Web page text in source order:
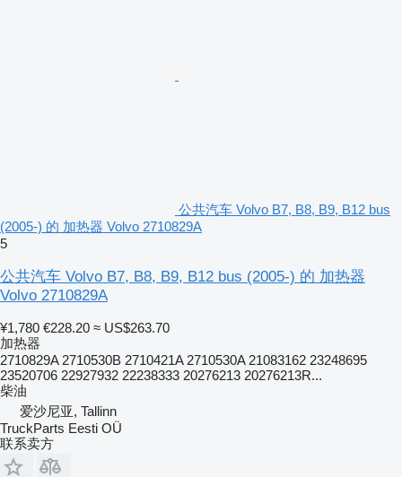
公共汽车 Volvo B7, B8, B9, B12 bus
(2005-) 的 加热器 Volvo 2710829A
5
公共汽车 Volvo B7, B8, B9, B12 bus (2005-) 的 加热器
Volvo 2710829A
¥1,780 €228.20 ≈ US$263.70
加热器
2710829A 2710530B 2710421A 2710530A 21083162 23248695
23520706 22927932 22238333 20276213 20276213R...
柴油
爱沙尼亚, Tallinn
TruckParts Eesti OÜ
联系卖方